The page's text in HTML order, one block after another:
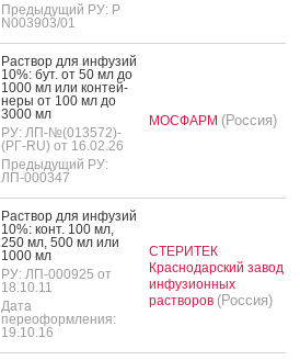
Предыдущий РУ: Р
N003903/01
Рас­твор для ин­фу­зий
10%: бут. от 50 мл до
1000 мл или кон­тей­
не­ры от 100 мл до
3000 мл
РУ: ЛП-№(013572)-
(РГ-RU) от 16.02.26
Предыдущий РУ:
ЛП-000347
МОСФАРМ (Россия)
Рас­твор для ин­фу­зий
10%: конт. 100 мл,
250 мл, 500 мл или
1000 мл
РУ: ЛП-000925 от
18.10.11
Дата
переоформления:
19.10.16
СТЕРИТЕК
Краснодарский завод
инфузионных
растворов (Россия)